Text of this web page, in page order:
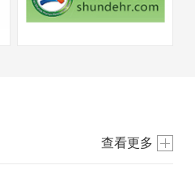
查看更多